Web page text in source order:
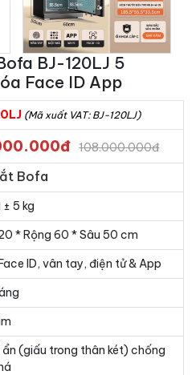
BJ-120LJ 5
Face ID App
(Mã xuất VAT: BJ-120LJ)
108.000.000đ
Bofa
± 5 kg
* Rộng 60 * Sâu 50 cm
ID, vân tay, điện tử & App
ẩn (giấu trong thân két) chống